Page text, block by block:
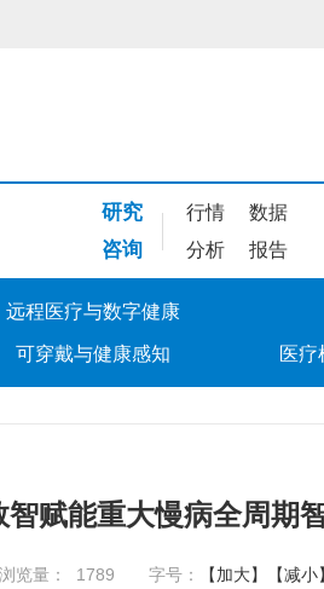
研究 行情 数据
咨询 分析 报告
远程医疗与数字健康
可穿戴与健康感知 医疗
赋能重大慢病全周期
浏览量： 1789 字号： 【加大】 【减小】